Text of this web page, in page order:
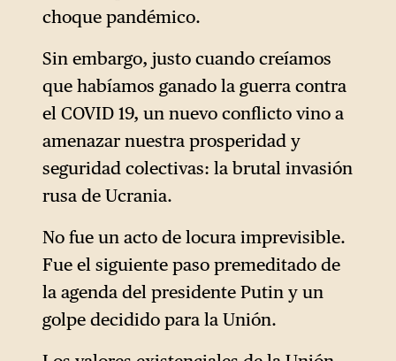
choque pandémico.
Sin embargo, justo cuando creíamos
que habíamos ganado la guerra contra
el COVID 19, un nuevo conflicto vino a
amenazar nuestra prosperidad y
seguridad colectivas: la brutal invasión
rusa de Ucrania.
No fue un acto de locura imprevisible.
Fue el siguiente paso premeditado de
la agenda del presidente Putin y un
golpe decidido para la Unión.